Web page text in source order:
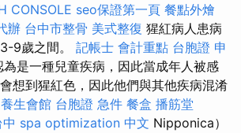
CONSOLE seo保證第一頁 餐點外燴
辦 台中市整骨 美式整復 猩紅病人患病
9歲之間。 記帳士 會計重點 台胞證 申
是一種兒童疾病，因此當成年人被感
想到猩紅色，因此他們與其他疾病混淆
生會館 台胞證 急件 餐盒 播筋堂
中 spa optimization 中文 Nipponica）